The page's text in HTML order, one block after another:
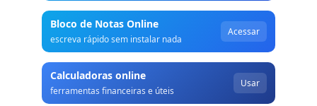
Bloco de Notas Online
escreva rápido sem instalar nada
Acessar
Calculadoras online
ferramentas financeiras e úteis
Usar